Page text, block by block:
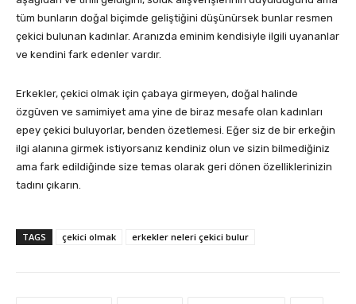
tüm bunların doğal biçimde geliştiğini düşünürsek bunlar resmen
çekici bulunan kadınlar. Aranızda eminim kendisiyle ilgili uyananlar
ve kendini fark edenler vardır.
Erkekler, çekici olmak için çabaya girmeyen, doğal halinde
özgüven ve samimiyet ama yine de biraz mesafe olan kadınları
epey çekici buluyorlar, benden özetlemesi. Eğer siz de bir erkeğin
ilgi alanına girmek istiyorsanız kendiniz olun ve sizin bilmediğiniz
ama fark edildiğinde size temas olarak geri dönen özelliklerinizin
tadını çıkarın.
TAGS çekici olmak erkekler neleri çekici bulur